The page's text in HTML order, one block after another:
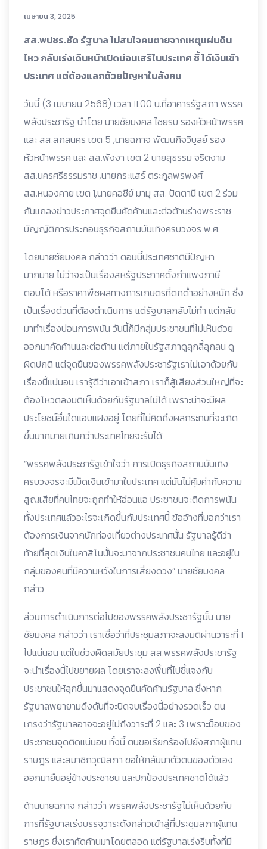
เมษายน 3, 2025
สส.พปชร.ซัด รัฐบาล ไม่สนใจคนตายจากเหตุแผ่นดิน
ไหว กลับเร่งเดินหน้าเปิดบ่อนเสรีในประเทศ ชี้ ได้เงินเข้า
ประเทศ แต่ต้องแลกด้วยปัญหาในสังคม
วันนี้ (3 เมษายน 2568) เวลา 11.00 น.ที่อาคารรัฐสภา พรรค
พลังประชารัฐ นำโดย นายชัยมงคล ไชยรบ รองหัวหน้าพรรค
และ สส.สกลนคร เขต 5 ,นายฉกาจ พัฒนกิจวิบูลย์ รอง
หัวหน้าพรรค และ สส.พังงา เขต 2 นายสุธรรม จริตงาม
สส.นครศรีธรรมราช ,นายกระแสร์ ตระกูลพรพงศ์
สส.หนองคาย เขต 1,นายคอซีย์ มามุ สส. ปัตตานี เขต 2 ร่วม
กันแถลงข่าวประกาศจุดยืนคัดค้านและต่อต้านร่างพระราช
บัญญัติการประกอบธุรกิจสถานบันเทิงครบวงจร พ.ศ.
โดยนายชัยมงคล กล่าวว่า ตอนนี้ประเทศชาติมีปัญหา
มากมาย ไม่ว่าจะเป็นเรื่องสหรัฐประกาศตั้งกำแพงภาษี
ตอบโต้ หรือราคาพืชผลทางการเกษตรที่ตกต่ำอย่างหนัก ซึ่ง
เป็นเรื่องด่วนที่ต้องดำเนินการ แต่รัฐบาลกลับไม่ทำ แต่กลับ
มาทำเรื่องบ่อนการพนัน วันนี้ก็มีกลุ่มประชาชนที่ไม่เห็นด้วย
ออกมาคัดค้านและต่อต้าน แต่ภายในรัฐสภาดูลุกลี้ลุกลน ดู
ผิดปกติ แต่จุดยืนของพรรคพลังประชารัฐเราไม่เอาด้วยกับ
เรื่องนี้แน่นอน เรารู้ดีว่าเอาเข้าสภา เราก็สู้เสียงส่วนใหญ่ที่จะ
ต้องโหวตลงมติเห็นด้วยกับรัฐบาลไม่ได้ เพราะน่าจะมีผล
ประโยชน์อื่นใดแอบแฝงอยู่ โดยที่ไม่คิดถึงผลกระทบที่จะเกิด
ขึ้นมากมายเกินกว่าประเทศไทยจะรับได้
“พรรคพลังประชารัฐเข้าใจว่า การเปิดธุรกิจสถานบันเทิง
ครบวงจรจะมีเม็ดเงินเข้ามาในประเทศ แต่มันไม่คุ้มค่ากับความ
สูญเสียที่คนไทยจะถูกทำให้อ่อนแอ ประชาชนจะติดการพนัน
ทั้งประเทศแล้วอะไรจะเกิดขึ้นกับประเทศนี้ ข้ออ้างที่บอกว่าเรา
ต้องการเงินจากนักท่องเที่ยวต่างประเทศนั้น รัฐบาลรู้ดีว่า
ท้ายที่สุดเงินในคาสิโนนั้นจะมาจากประชาชนคนไทย และอยู่ใน
กลุ่มของคนที่มีความหวังในการเสี่ยงดวง” นายชัยมงคล
กล่าว
ส่วนการดำเนินการต่อไปของพรรคพลังประชารัฐนั้น นาย
ชัยมงคล กล่าวว่า เราเชื่อว่าที่ประชุมสภาจะลงมติผ่านวาระที่ 1
ไปแน่นอน แต่ในช่วงผิดสมัยประชุม สส.พรรคพลังประชารัฐ
จะนำเรื่องนี้ไปขยายผล โดยเราจะลงพื้นที่ไปชี้แจงกับ
ประชาชนให้ลุกขึ้นมาแสดงจุดยืนคัดค้านรัฐบาล ซึ่งหาก
รัฐบาลพยายามดึงดันที่จะปิดจบเรื่องนี้อย่างรวดเร็ว ตน
เกรงว่ารัฐบาลอาจจะอยู่ไม่ถึงวาระที่ 2 และ 3 เพราะม็อบของ
ประชาชนจุดติดแน่นอน ทั้งนี้ ตนขอเรียกร้องไปยังสภาผู้แทน
ราษฎร และสมาชิกวุฒิสภา ขอให้กลับมาตัวตนของตัวเอง
ออกมายืนอยู่ข้างประชาชน และปกป้องประเทศชาติได้แล้ว
ด้านนายฉกาจ กล่าวว่า พรรคพลังประชารัฐไม่เห็นด้วยกับ
การที่รัฐบาลเร่งบรรจุวาระดังกล่าวเข้าสู่ที่ประชุมสภาผู้แทน
ราษฎร ซึ่งเราคัดค้านมาโดยตลอด แต่รัฐบาลเร่งรีบทั้งที่มี